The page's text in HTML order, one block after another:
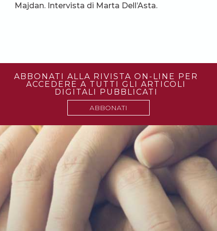
Majdan. Intervista di Marta Dell’Asta.
ABBONATI ALLA RIVISTA ON-LINE PER
ACCEDERE A TUTTI GLI ARTICOLI
DIGITALI PUBBLICATI
ABBONATI